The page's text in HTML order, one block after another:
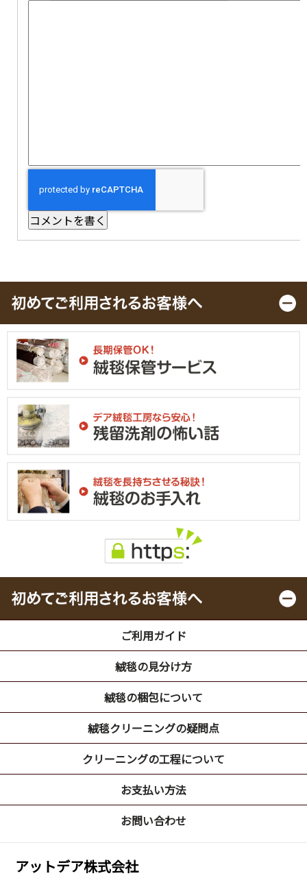
ご利用ガイド
絨毯の見分け方
絨毯の梱包について
絨毯クリーニングの疑問点
クリーニングの工程について
お支払い方法
お問い合わせ
アットデア株式会社